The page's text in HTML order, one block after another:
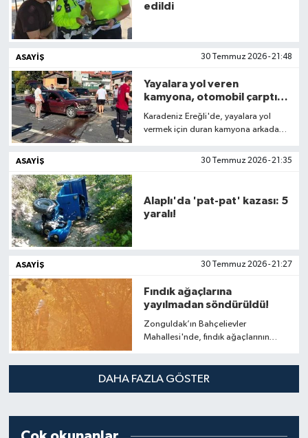
edildi
ASAYIŞ 30 Temmuz 2026 - 21:48
Yayalara yol veren
kamyona, otomobil çarptı: 2
yaralı!
Karadeniz Ereğli'de, yayalara yol
vermek için duran kamyona arkadan
ASAYIŞ 30 Temmuz 2026 - 21:35
Alaplı'da 'pat-pat' kazası: 5
yaralı!
ASAYIŞ 30 Temmuz 2026 - 21:27
Fındık ağaçlarına
yayılmadan söndürüldü!
Zonguldak’ın Bahçelievler
Mahallesi'nde, fındık ağaçlarının
çıktı.
DAHA FAZLA GÖSTER